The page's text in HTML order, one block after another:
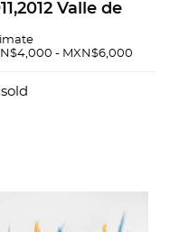
Valle de
/ 100. 87 / 100. 85
- MXN$6,000